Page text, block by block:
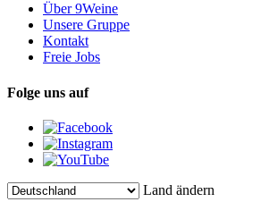
Über 9Weine
Unsere Gruppe
Kontakt
Freie Jobs
Folge uns auf
Land ändern